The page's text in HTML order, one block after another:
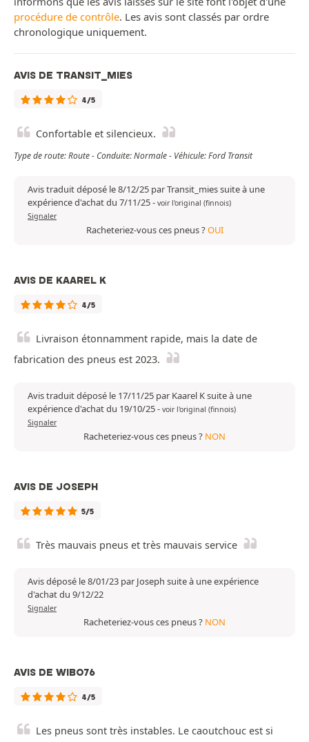
procédure de contrôle. Les avis sont classés par ordre
chronologique uniquement.
AVIS DE TRANSIT_MIES
4/5
Confortable et silencieux.
Type de route: Route - Conduite: Normale - Véhicule: Ford Transit
Avis traduit déposé le 8/12/25 par Transit_mies suite à une
expérience d'achat du 7/11/25- voir l'original (finnois)
Signaler
Racheteriez-vous ces pneus ?OUI
AVIS DE KAAREL K
4/5
Livraison étonnamment rapide, mais la date de
fabrication des pneus est 2023.
Avis traduit déposé le 17/11/25 par Kaarel K suite à une
expérience d'achat du 19/10/25- voir l'original (finnois)
Signaler
Racheteriez-vous ces pneus ? NON
AVIS DE JOSEPH
5/5
Très mauvais pneus et très mauvais service
Avis déposé le 8/01/23 par Joseph suite à une expérience
d'achat du 9/12/22
Signaler
Racheteriez-vous ces pneus ? NON
AVIS DE WIBO76
4/5
Les pneus sont très instables. Le caoutchouc est si